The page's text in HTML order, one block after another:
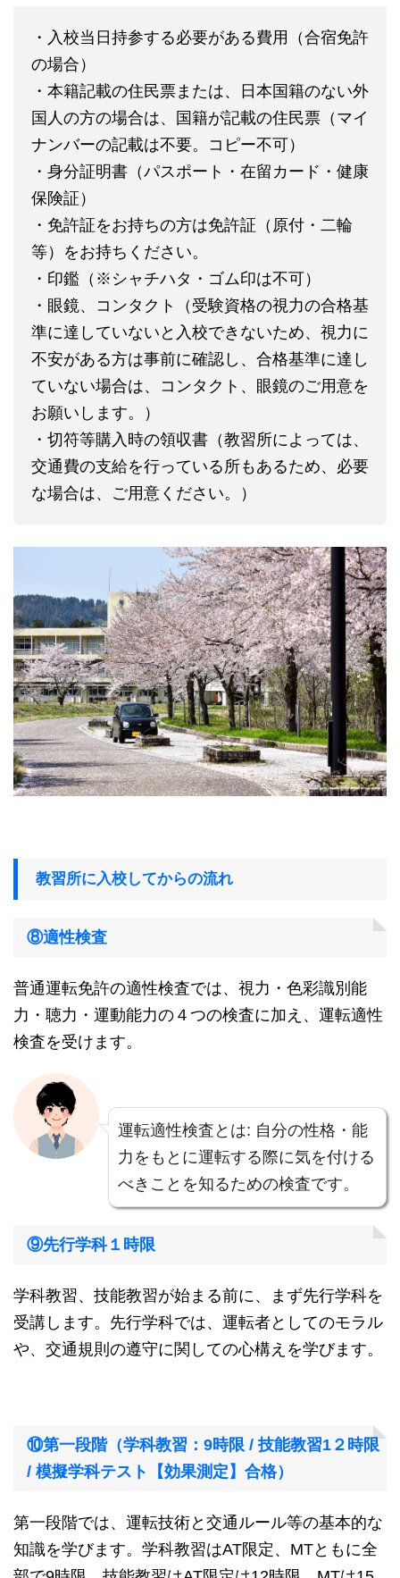
・入校当日持参する必要がある費用（合宿免許
の場合）
・本籍記載の住民票または、日本国籍のない外
国人の方の場合は、国籍が記載の住民票（マイ
ナンバーの記載は不要。コピー不可）
・身分証明書（パスポート・在留カード・健康
保険証）
・免許証をお持ちの方は免許証（原付・二輪
等）をお持ちください。
・印鑑（※シャチハタ・ゴム印は不可）
・眼鏡、コンタクト（受験資格の視力の合格基
準に達していないと入校できないため、視力に
不安がある方は事前に確認し、合格基準に達し
ていない場合は、コンタクト、眼鏡のご用意を
お願いします。）
・切符等購入時の領収書（教習所によっては、
交通費の支給を行っている所もあるため、必要
な場合は、ご用意ください。）
教習所に入校してからの流れ
⑧適性検査
普通運転免許の適性検査では、視力・色彩識別能
力・聴力・運動能力の４つの検査に加え、運転適性
検査を受けます。
運転適性検査とは: 自分の性格・能
力をもとに運転する際に気を付ける
べきことを知るための検査です。
⑨先行学科１時限
学科教習、技能教習が始まる前に、まず先行学科を
受講します。先行学科では、運転者としてのモラル
や、交通規則の遵守に関しての心構えを学びます。
⑩第一段階（学科教習：9時限 / 技能教習1２時限
/ 模擬学科テスト【効果測定】合格）
第一段階では、運転技術と交通ルール等の基本的な
知識を学びます。学科教習はAT限定、MTともに全